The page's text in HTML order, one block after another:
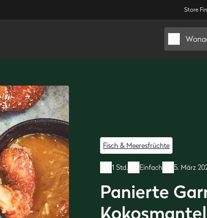
Store
Fisch & Meeresfrüchte
1 Std. Einfach 5. März
Panierte